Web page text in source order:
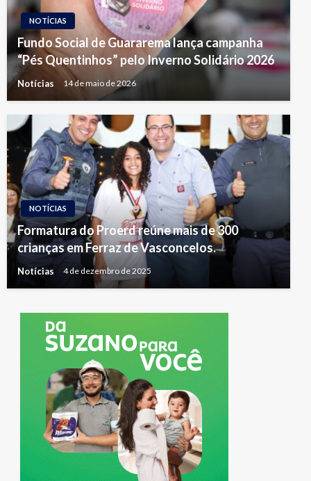
NOTÍCIAS
Fundo Social de Guararema lança campanha
“Pés Quentinhos” pelo Inverno Solidário 2026
Notícias 14 de maio de 2026
NOTÍCIAS
Formatura do Proerd reúne mais de 300
crianças em Ferraz de Vasconcelos.
Notícias 4 de dezembro de 2025